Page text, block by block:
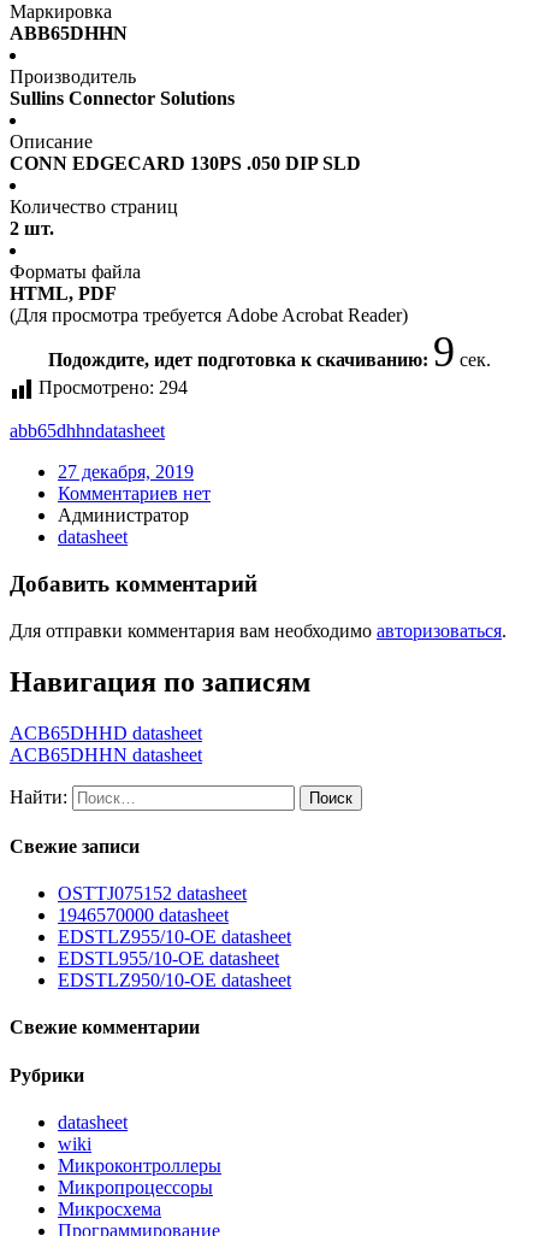
Маркировка
ABB65DHHN
Производитель
Sullins Connector Solutions
Описание
CONN EDGECARD 130PS .050 DIP SLD
Количество страниц
2 шт.
Форматы файла
HTML, PDF
(Для просмотра требуется Adobe Acrobat Reader)
Подождите, идет подготовка к скачиванию: 9 сек.
Просмотрено: 294
abb65dhhndatasheet
27 декабря, 2019
Комментариев нет
Администратор
datasheet
Добавить комментарий
Для отправки комментария вам необходимо авторизоваться.
Навигация по записям
ACB65DHHD datasheet
ACB65DHHN datasheet
Найти:
Свежие записи
OSTTJ075152 datasheet
1946570000 datasheet
EDSTLZ955/10-OE datasheet
EDSTL955/10-OE datasheet
EDSTLZ950/10-OE datasheet
Свежие комментарии
Рубрики
datasheet
wiki
Микроконтроллеры
Микропроцессоры
Микросхема
Программирование